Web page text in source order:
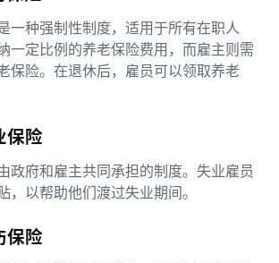
一种强制性制度，适用于所有在职人
一定比例的养老保险费用，而雇主则需
保险。在退休后，雇员可以领取养老
保险
政府和雇主共同承担的制度。失业雇员
，以帮助他们渡过失业期间。
保险